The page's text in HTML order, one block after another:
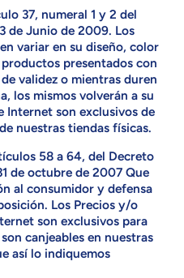
37, numeral 1 y 2 del
de Junio de 2009. Los
variar en su diseño, color
presentados con
validez o mientras duren
los mismos volverán a su
Internet son exclusivos de
nuestras tiendas físicas.
58 a 64, del Decreto
de octubre de 2007 Que
al consumidor y defensa
Los Precios y/o
son exclusivos para
canjeables en nuestras
así lo indiquemos